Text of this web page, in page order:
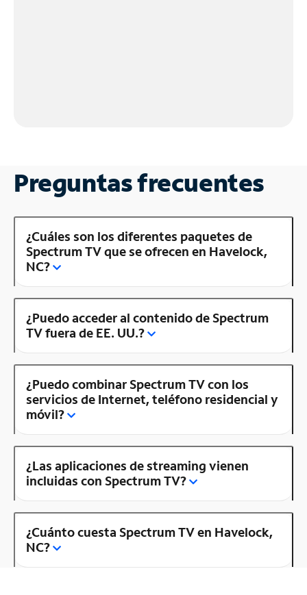
Preguntas frecuentes
¿Cuáles son los diferentes paquetes de
Spectrum TV que se ofrecen en Havelock,
NC?
¿Puedo acceder al contenido de Spectrum
TV fuera de EE. UU.?
¿Puedo combinar Spectrum TV con los
servicios de Internet, teléfono residencial y
móvil?
¿Las aplicaciones de streaming vienen
incluidas con Spectrum TV?
¿Cuánto cuesta Spectrum TV en Havelock,
NC?